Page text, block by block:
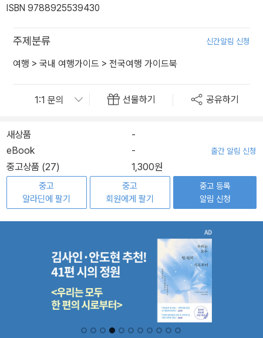
ISBN 9788925539430
주제분류 신간알림 신청
여행 > 국내 여행가이드 > 전국여행 가이드북
선물하기 공유하기
새상품
-
eBook
- 출간 알림 신청
중고상품 (27) 1,300원
중고
알라딘에 팔기
중고
회원에게 팔기
중고 등록
알림 신청